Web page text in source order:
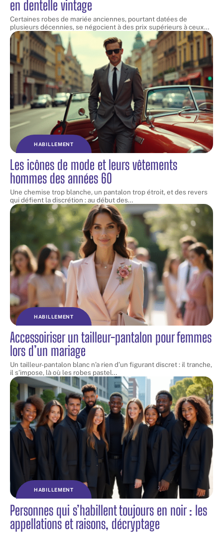
en dentelle vintage
Certaines robes de mariée anciennes, pourtant datées de
plusieurs décennies, se négocient à des prix supérieurs à ceux…
HABILLEMENT
Les icônes de mode et leurs vêtements
hommes des années 60
Une chemise trop blanche, un pantalon trop étroit, et des revers
qui défient la discrétion : au début des…
HABILLEMENT
Accessoiriser un tailleur-pantalon pour femmes
lors d’un mariage
Un tailleur-pantalon blanc n’a rien d’un figurant discret : il tranche,
il s’impose, là où les robes pastel…
HABILLEMENT
Personnes qui s’habillent toujours en noir : les
appellations et raisons, décryptage